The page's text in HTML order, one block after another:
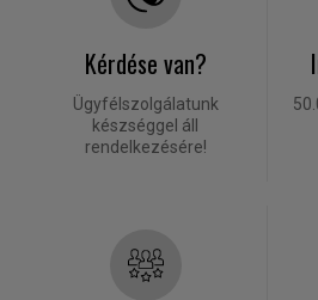
Kérdése van?
Ügyfélszolgálatunk
készséggel áll
rendelkezésére!